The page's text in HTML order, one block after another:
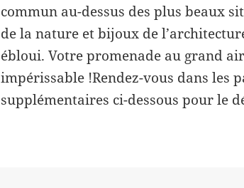
commun au-dessus des plus beaux
de la nature et bijoux de
ébloui. Votre promenade au grand
impérissable !Rendez-vous dans les
supplémentaires ci-dessous pour le